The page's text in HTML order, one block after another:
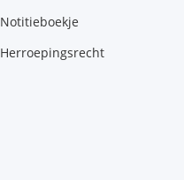
Notitieboekje
Herroepingsrecht